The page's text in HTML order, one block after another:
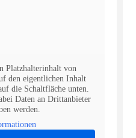
Platzhalterinhalt von
den eigentlichen Inhalt
die Schaltfläche unten.
Daten an Drittanbieter
werden.